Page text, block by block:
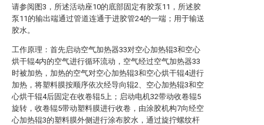
请参阅图3，所述活动座10的底部固定有胶泵11，所述胶
泵11的输出端通过管道连通于进胶管24的一端；用于输送
胶水。
工作原理：首先启动空气加热器33对空心加热辊3和空心
烘干辊4内的空气进行循环流动，空气经过空气加热器33
时被加热，加热的空气对空心加热辊3和空心烘干辊4进行
加热，将塑料膜按顺序依次经导向辊2、空心加热辊3和空
心烘干辊4后固定在收卷辊5上；启动电机32带动收卷辊5
旋转，收卷辊5带动塑料膜进行收卷，由涂胶机构7向经空
心加热辊3的塑料膜外侧进行涂布胶水，通过旋拧螺纹杆